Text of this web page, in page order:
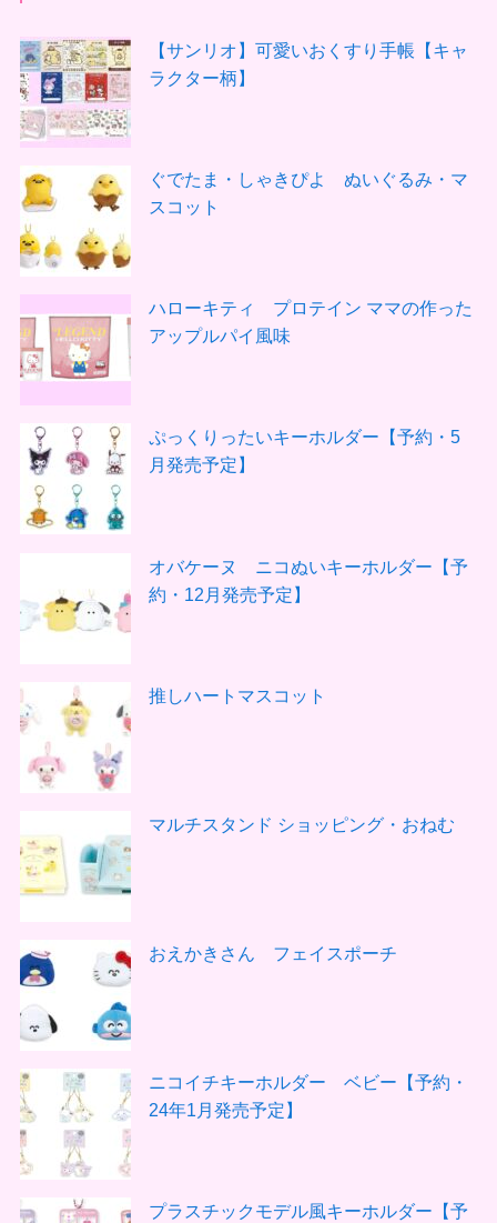
【サンリオ】可愛いおくすり手帳【キャ
ラクター柄】
ぐでたま・しゃきぴよ ぬいぐるみ・マ
スコット
ハローキティ プロテイン ママの作った
アップルパイ風味
ぷっくりったいキーホルダー【予約・5
月発売予定】
オバケーヌ ニコぬいキーホルダー【予
約・12月発売予定】
推しハートマスコット
マルチスタンド ショッピング・おねむ
おえかきさん フェイスポーチ
ニコイチキーホルダー ベビー【予約・
24年1月発売予定】
プラスチックモデル風キーホルダー【予